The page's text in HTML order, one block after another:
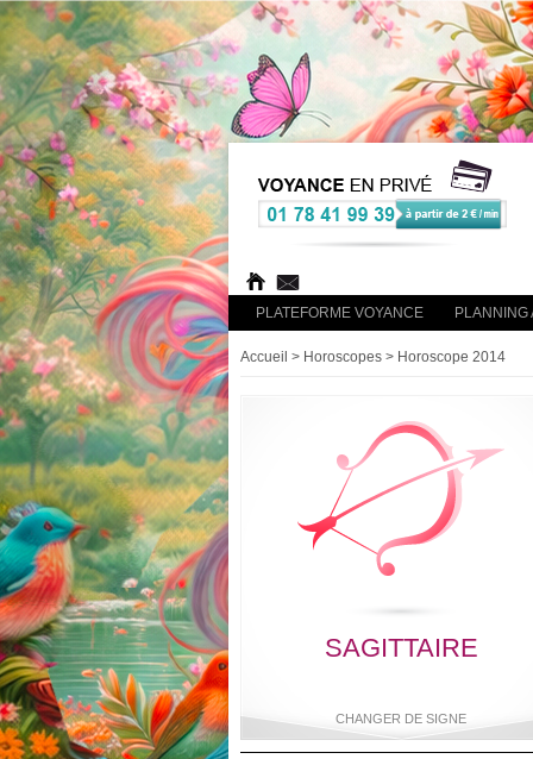
PLATEFORME VOYANCE PLANNING
Accueil > Horoscopes > Horoscope 2014
SAGITTAIRE
CHANGER DE SIGNE